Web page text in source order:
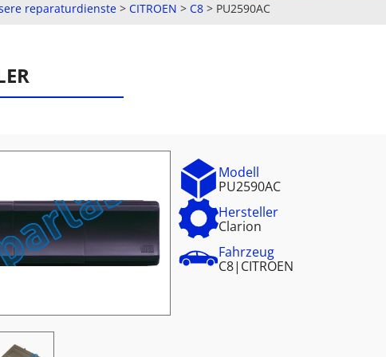
reparaturdienste > CITROEN > C8 > PU2590AC
Modell
PU2590AC
Hersteller
Clarion
Fahrzeug
C8| CITROEN